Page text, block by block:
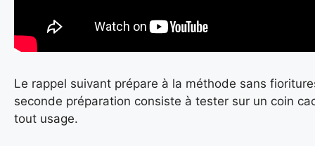
Le rappel suivant prépare à la méthode sans
seconde préparation consiste à tester sur un coin
tout usage.